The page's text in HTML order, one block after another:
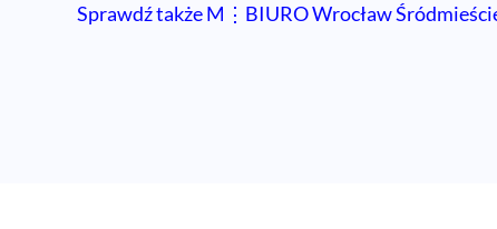
Sprawdź także M⋮BIURO Wrocław